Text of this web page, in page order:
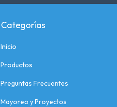
Categorías
Inicio
Productos
Preguntas Frecuentes
Mayoreo y Proyectos